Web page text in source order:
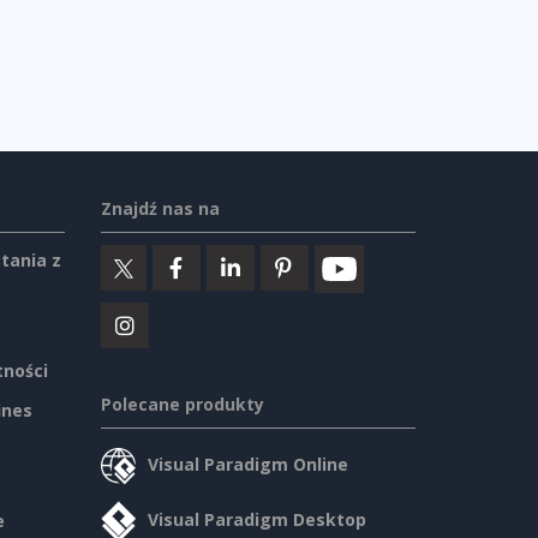
z
Znajdź nas na
Polecane produkty
Visual Paradigm Online
Visual Paradigm Desktop